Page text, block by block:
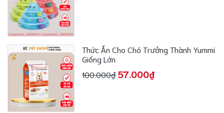
Thức Ăn Cho Chó Trưởng Thành Yummi
Giống Lớn
100.000₫57.000₫